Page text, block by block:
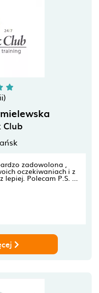
Club
zadowolona ,
oczekiwaniach i z
lepiej. Polecam P.S. ...